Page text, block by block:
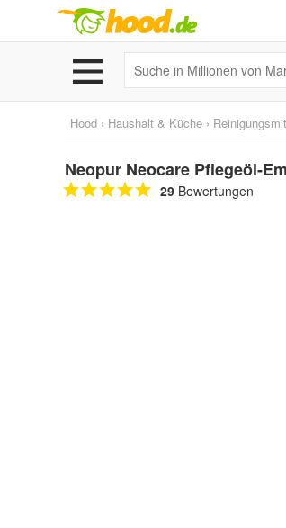
Hood › Haushalt & Küche ›
Neopur Neocare Pflegeöl-
29 Bewertungen